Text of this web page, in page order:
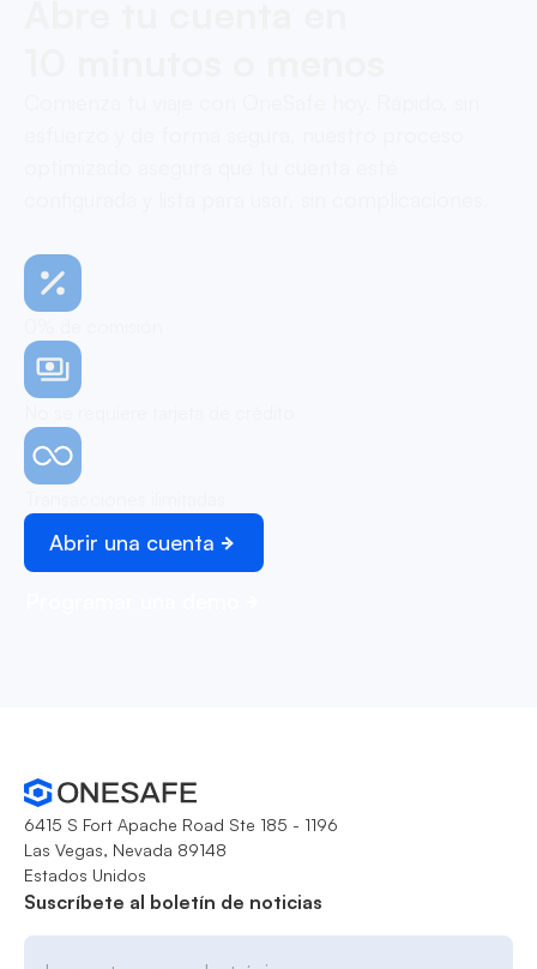
Abrir una cuenta
6415 S Fort Apache Road Ste 185 - 1196
Las Vegas, Nevada 89148
Estados Unidos
Suscríbete al boletín de noticias